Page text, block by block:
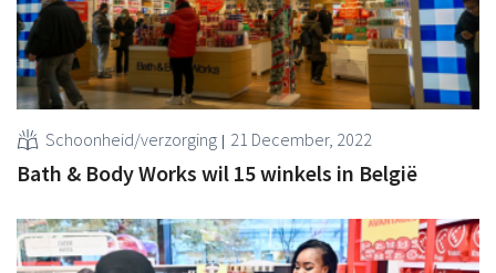
Schoonheid/verzorging 21 December, 2022
Bath & Body Works wil 15 winkels in België